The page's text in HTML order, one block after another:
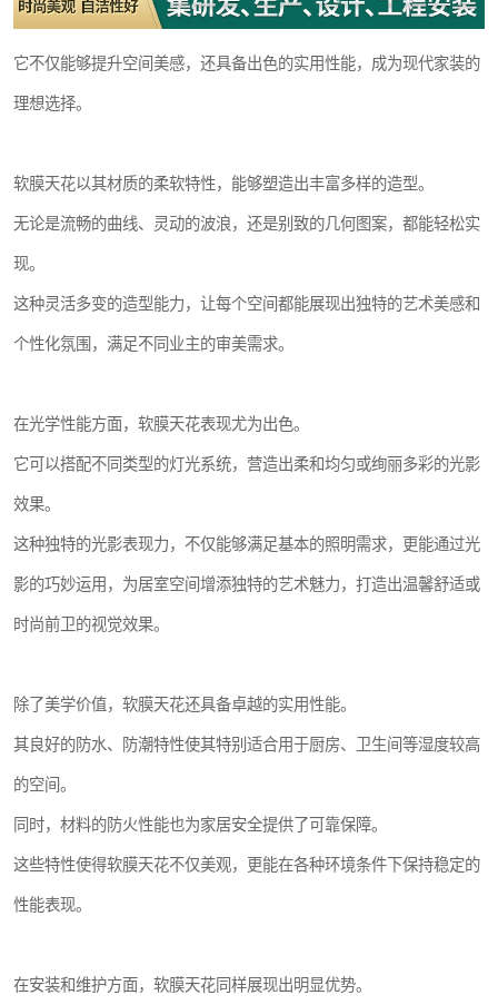
它不仅能够提升空间美感，还具备出色的实用性能，成为现代家装的
理想选择。
软膜天花以其材质的柔软特性，能够塑造出丰富多样的造型。
无论是流畅的曲线、灵动的波浪，还是别致的几何图案，都能轻松实
现。
这种灵活多变的造型能力，让每个空间都能展现出独特的艺术美感和
个性化氛围，满足不同业主的审美需求。
在光学性能方面，软膜天花表现尤为出色。
它可以搭配不同类型的灯光系统，营造出柔和均匀或绚丽多彩的光影
效果。
这种独特的光影表现力，不仅能够满足基本的照明需求，更能通过光
影的巧妙运用，为居室空间增添独特的艺术魅力，打造出温馨舒适或
时尚前卫的视觉效果。
除了美学价值，软膜天花还具备卓越的实用性能。
其良好的防水、防潮特性使其特别适合用于厨房、卫生间等湿度较高
的空间。
同时，材料的防火性能也为家居安全提供了可靠保障。
这些特性使得软膜天花不仅美观，更能在各种环境条件下保持稳定的
性能表现。
在安装和维护方面，软膜天花同样展现出明显优势。